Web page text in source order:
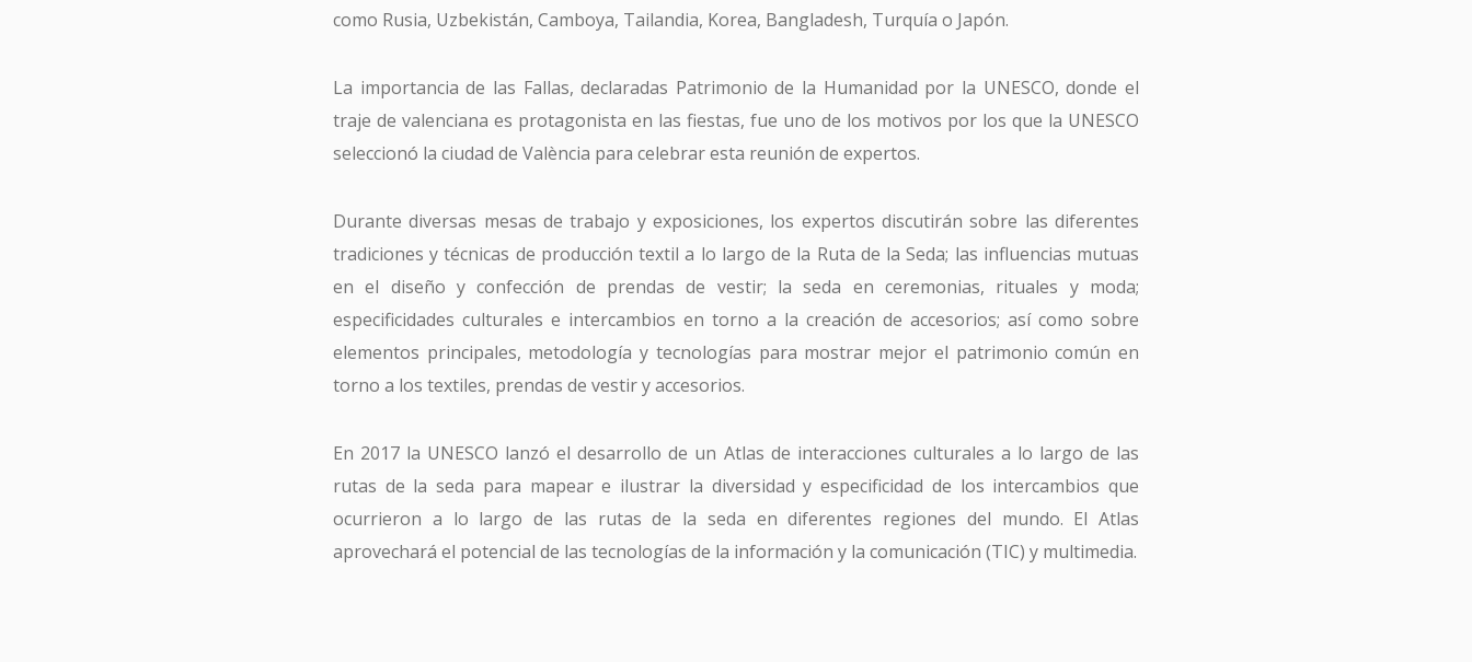
SUSCRÍBETE A TURISME CV MAGAZINE
Tu email *
He leído y acepto la Política de Privacidad
como Rusia, Uzbekistán, Camboya, Tailandia, Korea, Bangladesh, Turquía o Japón.
La importancia de las Fallas, declaradas Patrimonio de la Humanidad por la UNESCO, donde el
traje de valenciana es protagonista en las fiestas, fue uno de los motivos por los que la UNESCO
seleccionó la ciudad de València para celebrar esta reunión de expertos.
Durante diversas mesas de trabajo y exposiciones, los expertos discutirán sobre las diferentes
tradiciones y técnicas de producción textil a lo largo de la Ruta de la Seda; las influencias mutuas
en el diseño y confección de prendas de vestir; la seda en ceremonias, rituales y moda;
especificidades culturales e intercambios en torno a la creación de accesorios; así como sobre
elementos principales, metodología y tecnologías para mostrar mejor el patrimonio común en
torno a los textiles, prendas de vestir y accesorios.
En 2017 la UNESCO lanzó el desarrollo de un Atlas de interacciones culturales a lo largo de las
rutas de la seda para mapear e ilustrar la diversidad y especificidad de los intercambios que
ocurrieron a lo largo de las rutas de la seda en diferentes regiones del mundo. El Atlas
aprovechará el potencial de las tecnologías de la información y la comunicación (TIC) y multimedia.